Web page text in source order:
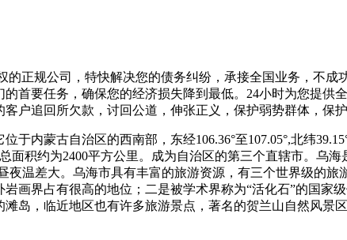
的正规公司，特快解决您的债务纠纷，承接全国业务，不
首要任务，确保您的经济损失降到最低。24小时为您提
户追回所欠款，讨回公道，伸张正义，保护弱势群体，保
于内蒙古自治区的西南部，东经106.36°至107.05°,北纬
面积约为2400平方公里。成为自治区的第三个直辖市。乌
夜温差大。乌海市具有丰富的旅游资源，有三个世界级的
画界占有很高的地位；二是被学术界称为“活化石”的国家
岛，临近地区也有许多旅游景点，著名的贺兰山自然风